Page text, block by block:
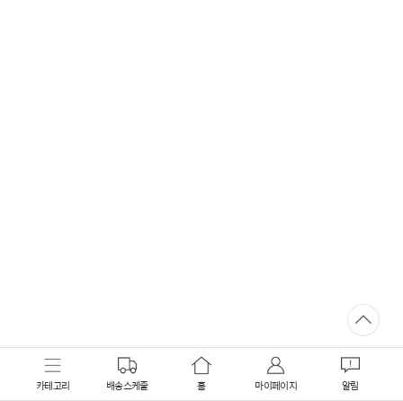
카테고리 배송스케줄 홈 마이페이지 알림